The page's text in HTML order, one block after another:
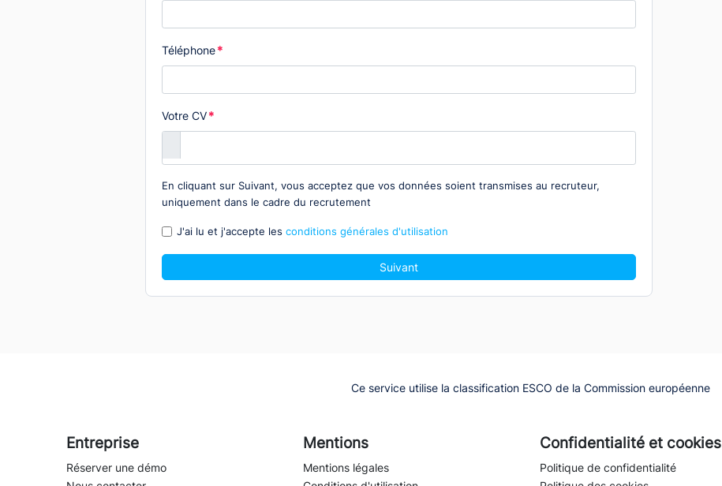
Téléphone*
Votre CV*
En cliquant sur Suivant, vous acceptez que vos données soient transmises au recruteur,
uniquement dans le cadre du recrutement
J'ai lu et j'accepte lesconditions générales d'utilisation
Suivant
Ce service utilise la classification ESCO de la Commission européenne
Entreprise
Réserver une démo
Mentions
Mentions légales
Confidentialité et cookies
Politique de confidentialité